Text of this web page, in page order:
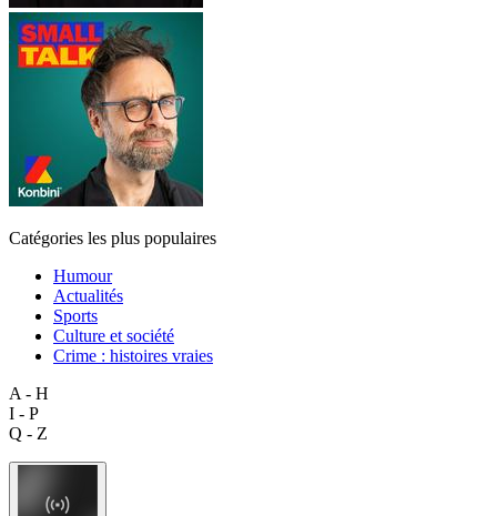
Catégories les plus populaires
Humour
Actualités
Sports
Culture et société
Crime : histoires vraies
A - H
I - P
Q - Z